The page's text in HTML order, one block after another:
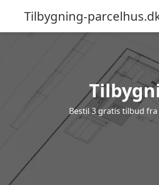
Tilbygning-
Bestil 3 gratis tilbud